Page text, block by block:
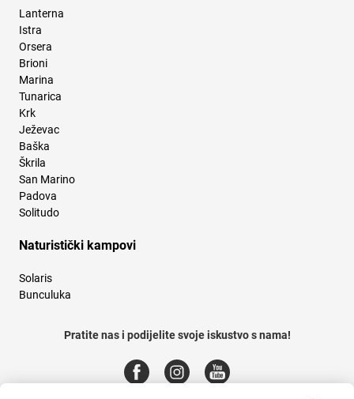
Lanterna
Istra
Orsera
Brioni
Marina
Tunarica
Krk
Ježevac
Baška
Škrila
San Marino
Padova
Solitudo
Naturistički kampovi
Solaris
Bunculuka
Pratite nas i podijelite svoje iskustvo s nama!